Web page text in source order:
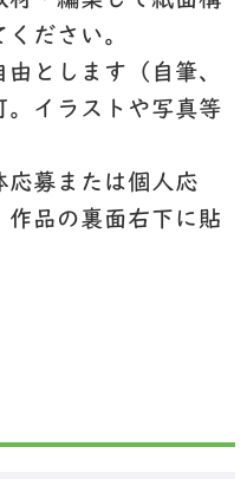
ださい。
とします（自筆、
。イラストや写真等
応募または個人応
作品の裏面右下に貼